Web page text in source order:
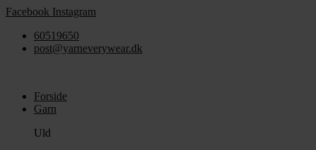
Videre
indhold
Facebook Instagram
60519650
post@yarneverywear.dk
Forside
Garn
Uld